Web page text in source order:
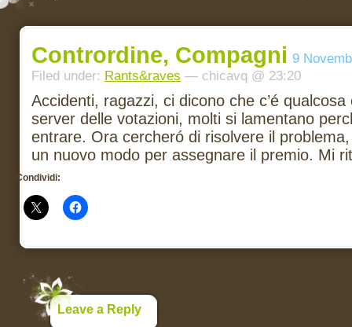
Contrordine, Compagni 9
Filed under: Rants&raves — chicavq @ 23:20
Accidenti, ragazzi, ci dicono che c’é
server delle votazioni, molti si lamentano
entrare. Ora cercheró di risolvere il
un nuovo modo per assegnare il premio. Mi
Condividi:
Leave a Reply